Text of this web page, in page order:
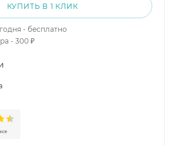
КУПИТЬ В 1 КЛИК
- бесплатно
- 300 ₽